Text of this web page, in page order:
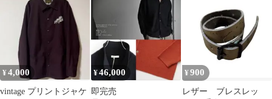
¥4,000
vintage プリントジャケ
¥46,000
即完売
¥ 900
レザー ブレスレッ